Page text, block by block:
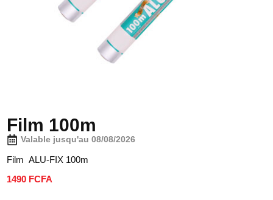
Film 100m
Valable jusqu'au 08/08/2026
Film ALU-FIX 100m
1490 FCFA